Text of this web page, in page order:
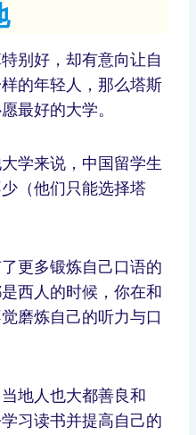
别好，却有意向让自
的年轻人，那么塔斯
最好的大学。
学来说，中国留学生
（他们只能选择塔
更多锻炼自己口语的
西人的时候，你在和
磨炼自己的听力与口
地人也大都善良和
习读书并提高自己的